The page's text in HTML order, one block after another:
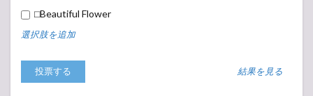
⬜︎Beautiful Flower
選択肢を追加
結果を見る